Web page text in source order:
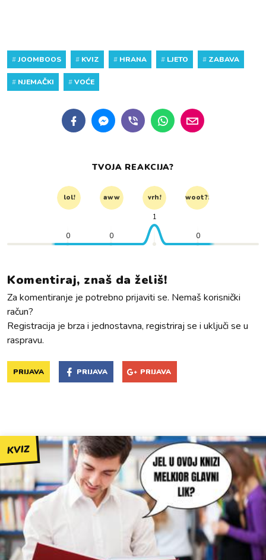
#JOOMBOOS # KVIZ # HRANA # LJETO # ZABAVA
# NJEMAČKI #VOĆE
TVOJA REAKCIJA?
lol! aww vrh! woot?!
0 0
1
0
Komentiraj, znaš da želiš!
Za komentiranje je potrebno prijaviti se. Nemaš korisnički
račun?
Registracija je brza i jednostavna, registriraj se i uključi se u
raspravu.
PRIJAVA PRIJAVA PRIJAVA
KVIZ